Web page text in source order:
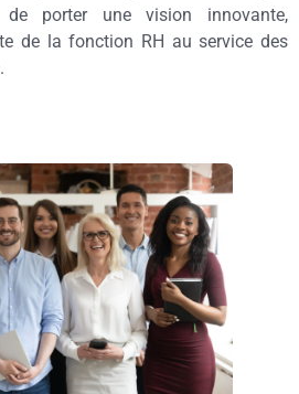
porter une vision innovante,
de la fonction RH au service des